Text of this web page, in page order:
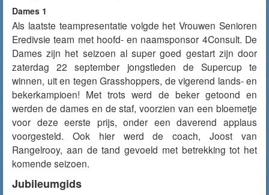
Dames 1
Als laatste teampresentatie volgde het Vrouwen Senioren
Eredivsie team met hoofd- en naamsponsor 4Consult. De
Dames zijn het seizoen al super goed gestart zijn door
zaterdag 22 september jongstleden de Supercup te
winnen, uit en tegen Grasshoppers, de vigerend lands- en
bekerkampioen! Met trots werd de beker getoond en
werden de dames en de staf, voorzien van een bloemetje
voor deze eerste prijs, onder een daverend applaus
voorgesteld. Ook hier werd de coach, Joost van
Rangelrooy, aan de tand gevoeld met betrekking tot het
komende seizoen.
Jubileumgids